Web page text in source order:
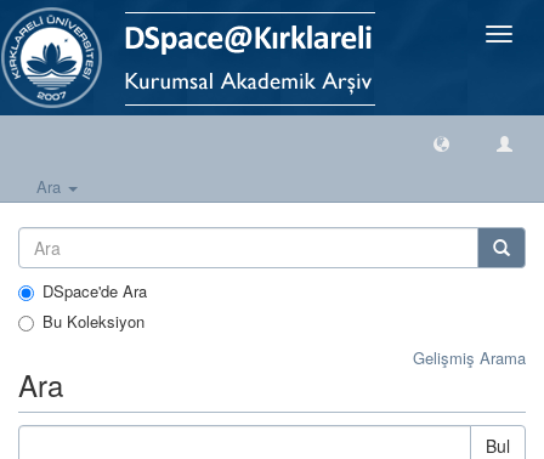
Geçiş
Ara
DSpace'de Ara
Bu Koleksiyon
Gelişmiş Arama
Ara
Bul